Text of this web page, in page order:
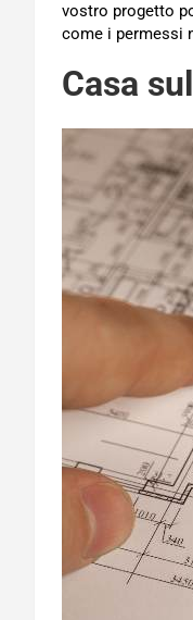
vostro progetto
come i permessi
Casa